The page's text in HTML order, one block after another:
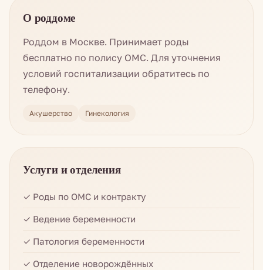
О роддоме
Роддом в Москве. Принимает роды
бесплатно по полису ОМС. Для уточнения
условий госпитализации обратитесь по
телефону.
Акушерство Гинекология
Услуги и отделения
✓ Роды по ОМС и контракту
✓ Ведение беременности
✓ Патология беременности
✓ Отделение новорождённых